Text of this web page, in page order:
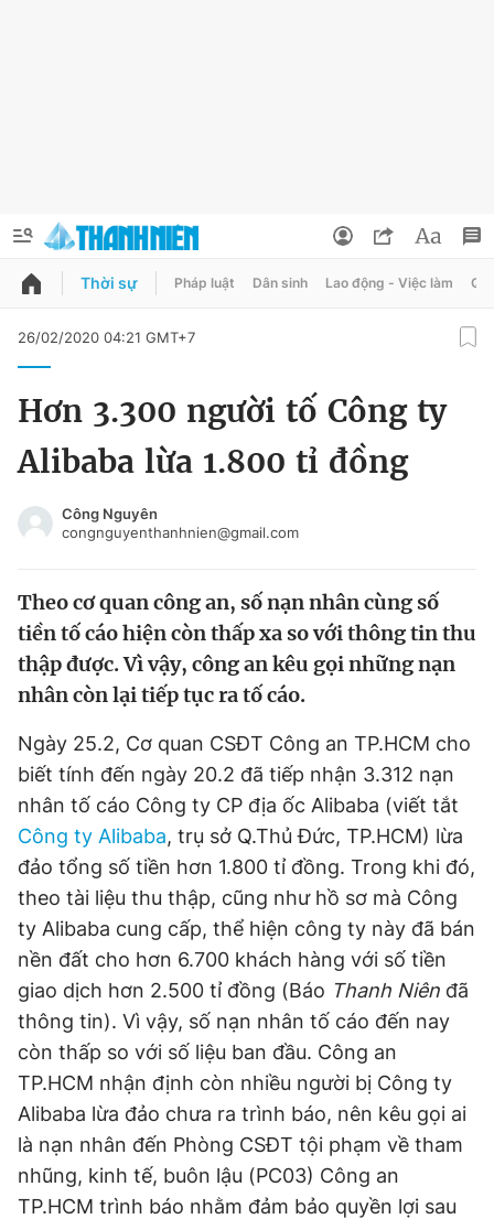
QUẢNG CÁO
Chuyên mục
Chào ngày mới Tin 24h
Tin thị trường Tin 360
Video Magazine
Sản phẩm khác
Tiện ích Bạn cần biết
Thông tin tòa soạn Liên hệ quảng cáo
Đọc Thanh Niên trên điện thoại
Theo dõi báo trên
Đổi mật khẩu
Tin đã lưu
Tin đã xem
Thời sự Pháp luật Dân sinh Lao động - Việc làm
26/02/2020 04:21 GMT+7
Hơn 3.300 người tố Công ty
Alibaba lừa 1.800 tỉ đồng
Công Nguyên
congnguyenthanhnien@gmail.com
Theo cơ quan công an, số nạn nhân cùng số
tiền tố cáo hiện còn thấp xa so với thông tin thu
thập được. Vì vậy, công an kêu gọi những nạn
nhân còn lại tiếp tục ra tố cáo.
Ngày 25.2, Cơ quan CSĐT Công an TP.HCM cho
biết tính đến ngày 20.2 đã tiếp nhận 3.312 nạn
nhân tố cáo Công ty CP địa ốc Alibaba (viết tắt
Công ty Alibaba, trụ sở Q.Thủ Đức, TP.HCM) lừa
đảo tổng số tiền hơn 1.800 tỉ đồng. Trong khi đó,
theo tài liệu thu thập, cũng như hồ sơ mà Công
ty Alibaba cung cấp, thể hiện công ty này đã bán
nền đất cho hơn 6.700 khách hàng với số tiền
giao dịch hơn 2.500 tỉ đồng (Báo Thanh Niên đã
thông tin). Vì vậy, số nạn nhân tố cáo đến nay
còn thấp so với số liệu ban đầu. Công an
TP.HCM nhận định còn nhiều người bị Công ty
Alibaba lừa đảo chưa ra trình báo, nên kêu gọi ai
là nạn nhân đến Phòng CSĐT tội phạm về tham
nhũng, kinh tế, buôn lậu (PC03) Công an
TP.HCM trình báo nhằm đảm bảo quyền lợi sau